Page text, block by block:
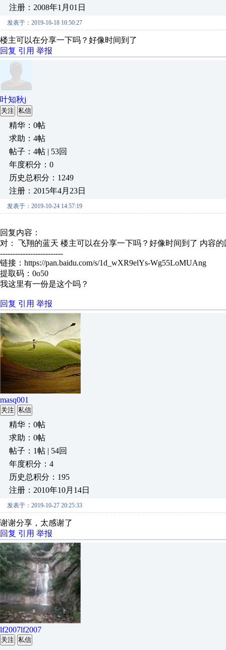
注册：2008年1月01日
发表于：2019-10-18 10:50:27
楼主可以在分享一下吗？好像时间到了
回复 引用 举报
叶知秋j
关注 私信
精华：0帖
求助：4帖
帖子：4帖 | 53回
年度积分：0
历史总积分：1249
注册：2015年4月23日
发表于：2019-10-24 14:57:19
回复内容：
对： 飞翔的蓝天 楼主可以在分享一下吗？好像时间到了 内容
-------------------------
链接：https://pan.baidu.com/s/1d_wXR9elYs-Wg55LoMUAng
提取码：0o50
我这里有一份是这个吗？
回复 引用 举报
masq001
关注 私信
精华：0帖
求助：0帖
帖子：1帖 | 54回
年度积分：4
历史总积分：195
注册：2010年10月14日
发表于：2019-10-27 20:25:33
谢谢分享，太感谢了
回复 引用 举报
lf2007lf2007
关注 私信